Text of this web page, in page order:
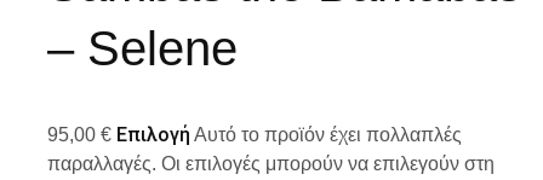
– Selene
95,00 € Επιλογή Αυτό το προϊόν έχει πολλαπλές
παραλλαγές. Οι επιλογές μπορούν να επιλεγούν στη